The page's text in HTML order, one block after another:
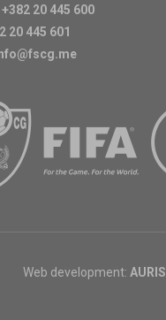
+382 20 445 600
20 445 601
Web development: AURIS